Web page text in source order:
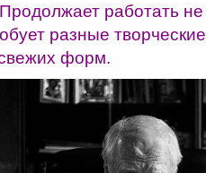
работать не
разные
форм.